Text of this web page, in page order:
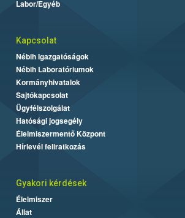
Labor/Egyéb
Kapcsolat
Nébih Igazgatóságok
Nébih Laboratóriumok
Kormányhivatalok
Sajtókapcsolat
Ügyfélszolgálat
Hatósági jogsegély
Élelmiszermentő Központ
Hírlevél feliratkozás
Gyakori kérdések
Élelmiszer
Állat